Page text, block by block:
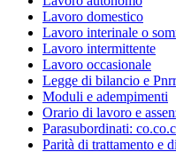
Lavoro domestico
Lavoro interinale o
Lavoro intermittente
Lavoro occasionale
Legge di bilancio e Pnrr
Moduli e adempimenti
Orario di lavoro e
Parasubordinati:
Parità di trattamento e